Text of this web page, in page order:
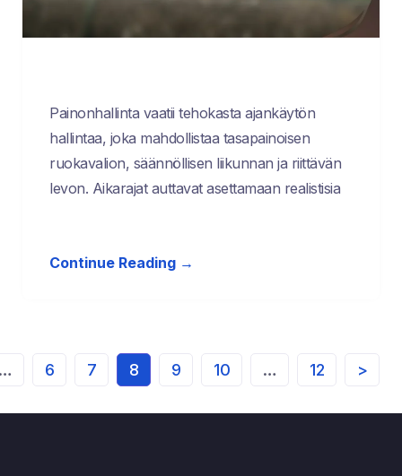
Painonhallinta vaatii tehokasta ajankäytön
hallintaa, joka mahdollistaa tasapainoisen
ruokavalion, säännöllisen liikunnan ja riittävän
levon. Aikarajat auttavat asettamaan realistisia
Continue Reading →
6 7 8 9 10 … 12 >